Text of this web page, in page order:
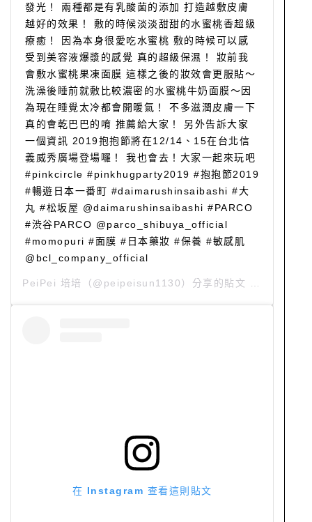
發光！ 兩種都是有乳酸菌的添加 打造越敷皮膚
越好的效果！ 敷的時候淡淡甜甜的水蜜桃香超級
療癒！ 因為本身很愛吃水蜜桃 敷的時候可以感
受到美容液爆漿的感覺 真的超級保濕！ 妝前我
會敷水蜜桃果凍面膜 這樣之後的妝效會更服貼～
洗澡後睡前就敷比較濃密的水蜜桃牛奶面膜～因
為現在睡覺太冷都會開暖氣！ 不多滋潤皮膚一下
真的會乾巴巴的唷 推薦給大家！ 另外告訴大家
一個資訊 2019抱抱節將在12/14、15在台北信
義威秀廣場登場囉！ 我也會去！大家一起來玩吧
#pinkcircle #pinkhugparty2019 #抱抱節2019
#暢遊日本一番町 #daimarushinsaibashi #大
丸 #松坂屋 @daimarushinsaibashi #PARCO
#渋谷PARCO @parco_shibuya_official
#momopuri #面膜 #日本藥妝 #保養 #敏感肌
@bcl_company_official
PeiPei 培培 （@peipeisun1130）分享的貼文 於
在 Instagram 查看這則貼文